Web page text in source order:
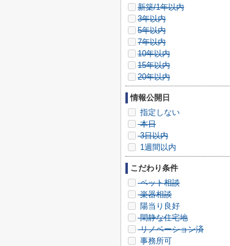
新築/1年以内
3年以内
5年以内
7年以内
10年以内
15年以内
20年以内
情報公開日
指定しない
本日
3日以内
1週間以内
こだわり条件
ペット相談
楽器相談
陽当り良好
閑静な住宅地
リノベーション済
事務所可